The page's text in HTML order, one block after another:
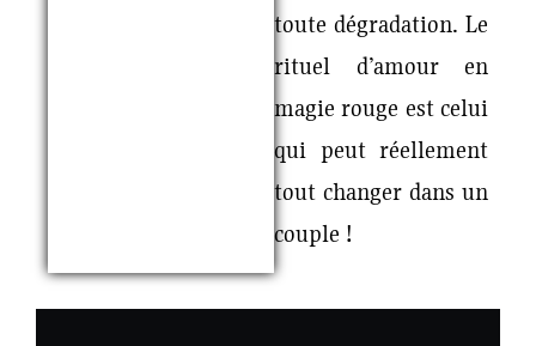
toute dégradation. Le
rituel d’amour en
magie rouge est celui
qui peut réellement
tout changer dans un
couple !